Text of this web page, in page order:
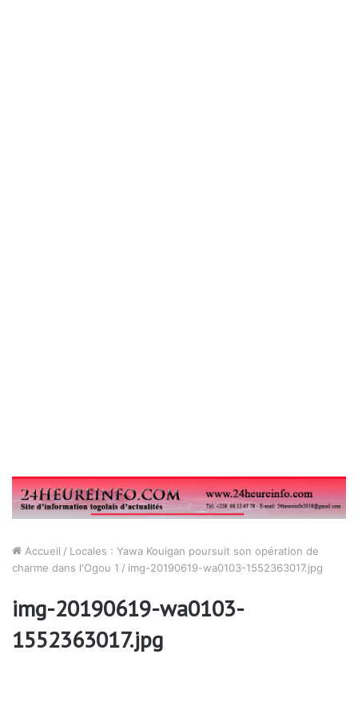
Accueil / Locales : Yawa Kouigan poursuit son opération de
charme dans l'Ogou 1 / img-20190619-wa0103-1552363017.jpg
img-20190619-wa0103-
1552363017.jpg